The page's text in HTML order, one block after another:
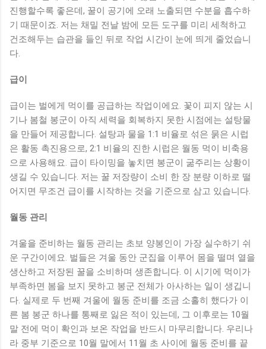
진행할수록 좋은데, 꿀이 공기에 오래 노출되면 수분을 흡수하
기 때문이죠. 저는 채밀 전날 밤에 모든 도구를 미리 세척하고
건조해두는 습관을 들인 뒤로 작업 시간이 눈에 띄게 줄었습니
다.
급이
급이는 벌에게 먹이를 공급하는 작업이에요. 꽃이 피지 않는 시
기나 봄철 봉군이 아직 세력을 회복하지 못한 시점에는 설탕물
을 만들어 제공합니다. 설탕과 물을 1:1 비율로 섞은 묽은 시럽
은 활동 촉진용으로, 2:1 비율의 진한 시럽은 월동 먹이 비축용
으로 사용해요. 급이 타이밍을 놓치면 봉군이 굶주리는 상황이
생길 수 있습니다. 저는 꿀 저장량이 소비 한 장 분량 이하로 떨
어지면 무조건 급이를 시작하는 것을 기준으로 삼고 있습니다.
월동 관리
겨울을 준비하는 월동 관리는 초보 양봉인이 가장 실수하기 쉬
운 구간이에요. 벌들은 겨울 동안 군집을 이루어 몸을 떨며 열을
생산하고 저장된 꿀을 소비하며 생존합니다. 이 시기에 먹이가
부족하면 봄을 보지 못하고 봉군 전체가 아사하는 일이 생깁니
다. 실제로 두 번째 겨울에 월동 준비를 조금 소홀히 했다가 이
른 봄 봉군 하나를 통째로 잃은 적이 있는데, 그 이후로는 10월
말 전에 먹이 확인과 보온 작업을 반드시 마무리합니다. 우리나
라 중부 기준으로 10월 말에서 11월 초 사이에 월동 준비를 끝